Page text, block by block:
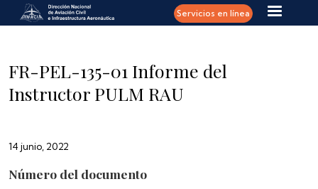
Pasar al contenido principal Servicios en línea
FR-PEL-135-01 Informe del
Instructor PULM RAU
14 junio, 2022
Número del documento